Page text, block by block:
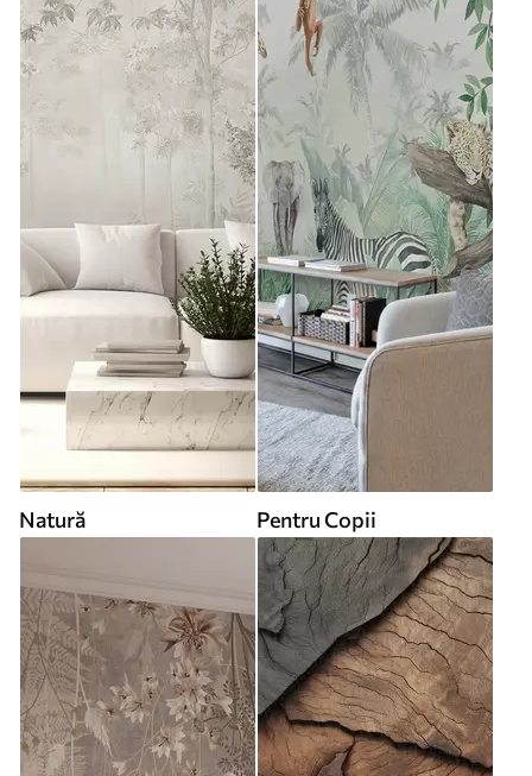
Natură Pentru Copii